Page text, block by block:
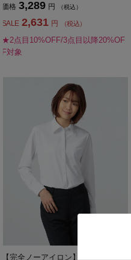
価格 3,289 円 （税込）
SALE 2,631 円 （税込）
★2点目10%OFF/3点目以降20%OF
F対象
【完全ノーアイロン】長袖ブラウス